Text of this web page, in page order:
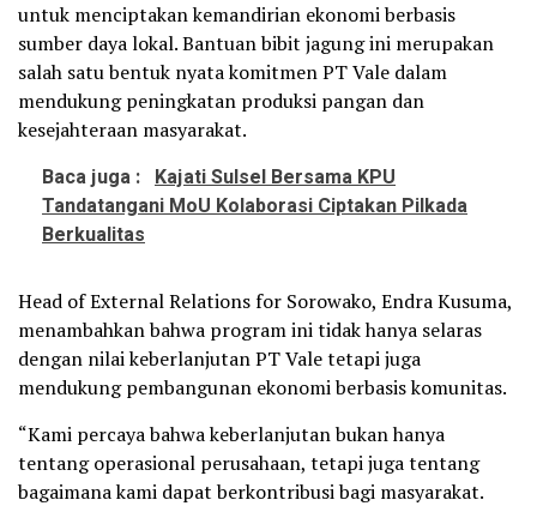
untuk menciptakan kemandirian ekonomi berbasis
sumber daya lokal. Bantuan bibit jagung ini merupakan
salah satu bentuk nyata komitmen PT Vale dalam
mendukung peningkatan produksi pangan dan
kesejahteraan masyarakat.
Baca juga : Kajati Sulsel Bersama KPU
Tandatangani MoU Kolaborasi Ciptakan Pilkada
Berkualitas
Head of External Relations for Sorowako, Endra Kusuma,
menambahkan bahwa program ini tidak hanya selaras
dengan nilai keberlanjutan PT Vale tetapi juga
mendukung pembangunan ekonomi berbasis komunitas.
“Kami percaya bahwa keberlanjutan bukan hanya
tentang operasional perusahaan, tetapi juga tentang
bagaimana kami dapat berkontribusi bagi masyarakat.